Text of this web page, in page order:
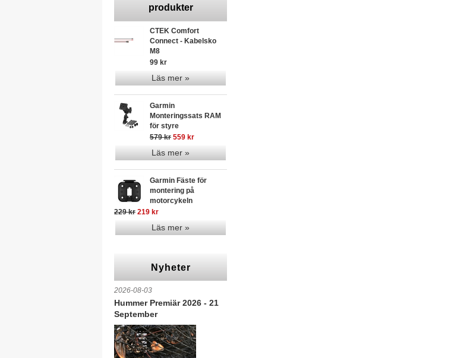
produkter
CTEK Comfort
Connect - Kabelsko
M8
99 kr
Läs mer »
Garmin
Monteringssats RAM
för styre
579 kr 559 kr
Läs mer »
Garmin Fäste för
montering på
motorcykeln
229 kr 219 kr
Läs mer »
Nyheter
2026-08-03
Hummer Premiär 2026 - 21
September